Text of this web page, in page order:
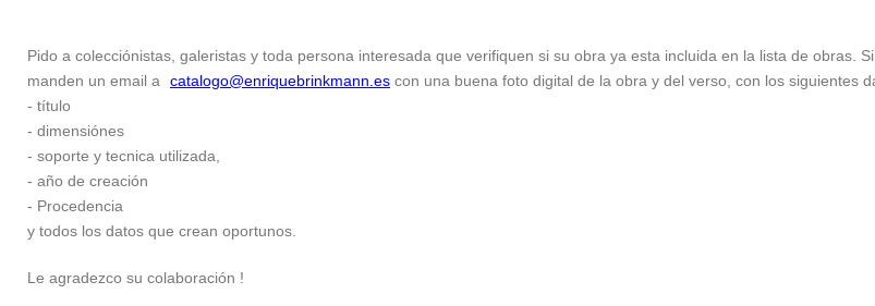
Pido a colecciónistas, galeristas y toda persona interesada que verifiquen si su obra ya esta incluida en la lista de obras.
manden un email a
catalogo@enriquebrinkmann.es con una buena foto digital de la obra y del verso, con los siguientes
- título
- dimensiónes
- soporte y tecnica utilizada,
- año de creación
- Procedencia
y todos los datos que crean oportunos.
Le agradezco su colaboración !